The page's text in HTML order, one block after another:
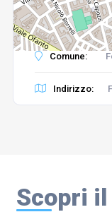
Comune:
Indirizzo:
Scopri